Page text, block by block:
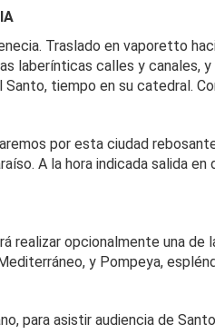
Traslado en vaporetto
laberínticas calles y canales,
tiempo en su catedral.
por esta ciudad
A la hora indicada salida
realizar opcionalmente una
y Pompeya,
para asistir audiencia de